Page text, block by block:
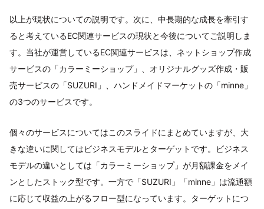
以上が現状についての説明です。次に、中長期的な成長を牽引す
ると考えているEC関連サービスの現状と今後についてご説明しま
す。当社が運営しているEC関連サービスは、ネットショップ作成
サービスの「カラーミーショップ」、オリジナルグッズ作成・販
売サービスの「SUZURI」、ハンドメイドマーケットの「minne」
の3つのサービスです。
個々のサービスについてはこのスライドにまとめていますが、大
きな違いに関してはビジネスモデルとターゲットです。ビジネス
モデルの違いとしては「カラーミーショップ」が月額課金をメイ
ンとしたストック型です。一方で「SUZURI」「minne」は流通額
に応じて収益の上がるフロー型になっています。ターゲットにつ